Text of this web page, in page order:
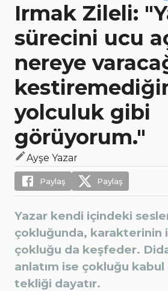
Irmak Zileli:
sürecini ucu
nereye
yolculuk gibi
görüyorum."
Ayşe Yazar
Paylaş Paylaş
Yazar kendi içindeki
çokluğunda, karakterinin
çokluğu da keşfeder.
anlatım ise çokluğu
tekliği dayatır.